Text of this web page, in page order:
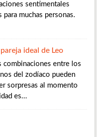
sentimentales
muchas personas.
pareja ideal de Leo
combinaciones entre los
del zodíaco pueden
sorpresas al momento
es...